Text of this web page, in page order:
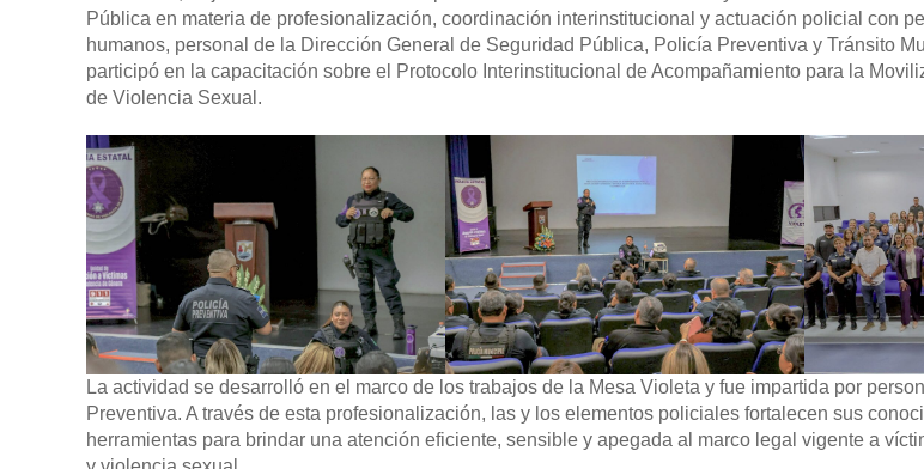
Pública en materia de profesionalización, coordinación interinstitucional y actuación policial con
humanos, personal de la Dirección General de Seguridad Pública, Policía Preventiva y Tránsito
participó en la capacitación sobre el Protocolo Interinstitucional de Acompañamiento para la
de Violencia Sexual.
La actividad se desarrolló en el marco de los trabajos de la Mesa Violeta y fue impartida por
Preventiva. A través de esta profesionalización, las y los elementos policiales fortalecen sus
herramientas para brindar una atención eficiente, sensible y apegada al marco legal vigente a